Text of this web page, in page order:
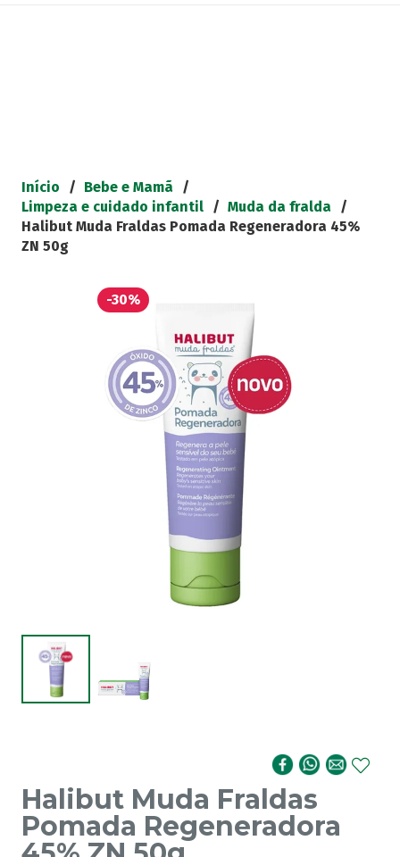
Início / Bebe e Mamã
/
Limpeza e cuidado infantil / Muda da fralda
/
Halibut Muda Fraldas Pomada Regeneradora 45%
ZN 50g
-30%
Halibut Muda Fraldas
Pomada Regeneradora